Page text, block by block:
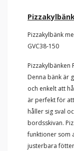
Pizzakylbänk
GVC38-150
Pizzakylbänken
Denna bänk är
och enkelt att
är perfekt för
håller sig sval
bordsskivan.
funktioner som
justerbara